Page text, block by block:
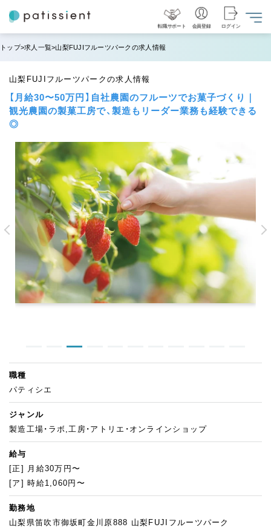
転職サポート 会員登録 ログイン
トップ 求人一覧 山梨FUJIフルーツパークの求人情報
山梨FUJIフルーツパークの求人情報
【月給30〜50万円】自社農園のフルーツでお菓子づくり｜
観光農園の製菓工房で、製造もリーダー業務も経験できる
◎
職種
パティシエ
ジャンル
製造工場・ラボ,工房・アトリエ・オンラインショップ
給与
[正] 月給30万円〜
[ア] 時給1,060円〜
勤務地
山梨県笛吹市御坂町金川原888 山梨FUJIフルーツパーク